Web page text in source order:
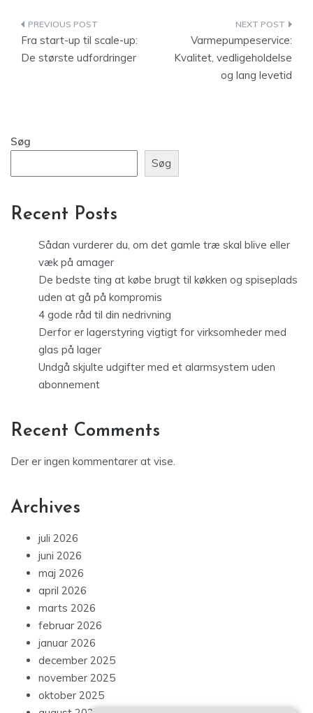
Indlægsnavigation
Fra start-up til scale-up:
De største udfordringer
Varmepumpeservice:
Kvalitet, vedligeholdelse
og lang levetid
Søg
Søg
Recent Posts
Sådan vurderer du, om det gamle træ skal blive eller
væk på amager
De bedste ting at købe brugt til køkken og spiseplads
uden at gå på kompromis
4 gode råd til din nedrivning
Derfor er lagerstyring vigtigt for virksomheder med
glas på lager
Undgå skjulte udgifter med et alarmsystem uden
abonnement
Recent Comments
Der er ingen kommentarer at vise.
Archives
juli 2026
juni 2026
maj 2026
april 2026
marts 2026
februar 2026
januar 2026
december 2025
november 2025
oktober 2025